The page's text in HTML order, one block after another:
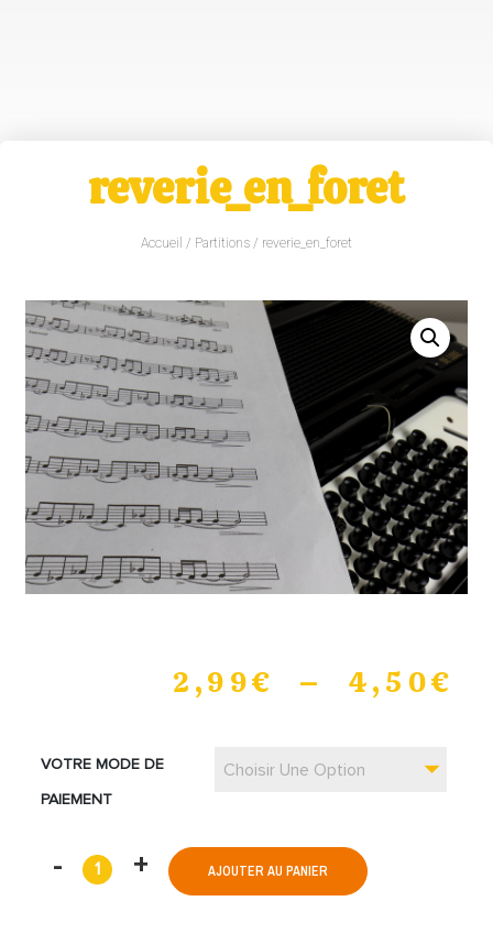
reverie_en_foret
Accueil / Partitions / reverie_en_foret
2,99€ – 4,50€
VOTRE MODE DE
PAIEMENT
Choisir Une Option
AJOUTER AU PANIER